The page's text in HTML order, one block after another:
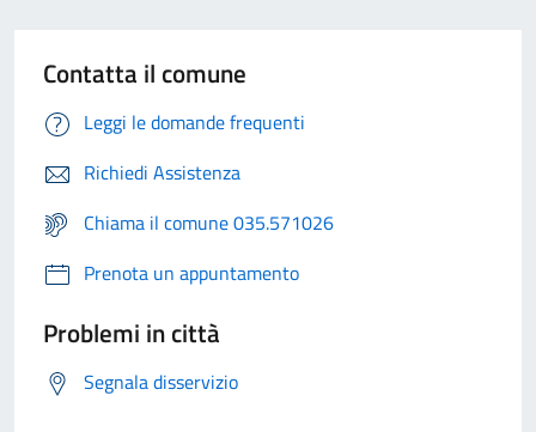
Contatta il comune
Leggi le domande frequenti
Richiedi Assistenza
Chiama il comune 035.571026
Prenota un appuntamento
Problemi in città
Segnala disservizio